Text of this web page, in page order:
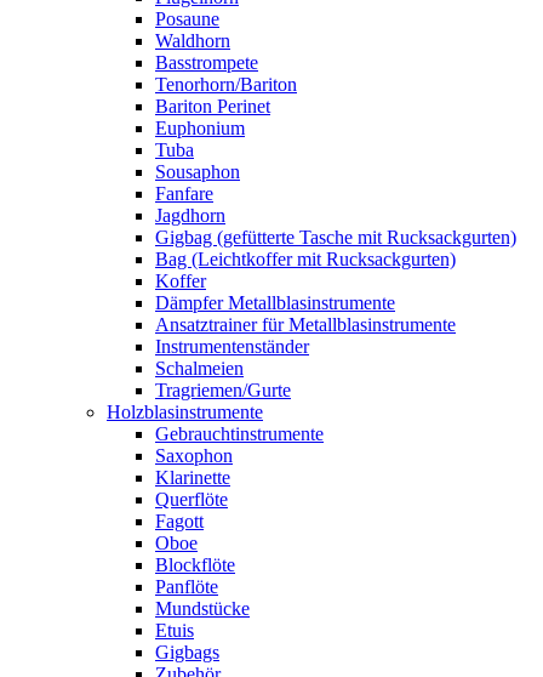
Posaune
Waldhorn
Basstrompete
Tenorhorn/Bariton
Bariton Perinet
Euphonium
Tuba
Sousaphon
Fanfare
Jagdhorn
Gigbag (gefütterte Tasche mit Rucksackgurten)
Bag (Leichtkoffer mit Rucksackgurten)
Koffer
Dämpfer Metallblasinstrumente
Ansatztrainer für Metallblasinstrumente
Instrumentenständer
Schalmeien
Tragriemen/Gurte
Holzblasinstrumente
Gebrauchtinstrumente
Saxophon
Klarinette
Querflöte
Fagott
Oboe
Blockflöte
Panflöte
Mundstücke
Etuis
Gigbags